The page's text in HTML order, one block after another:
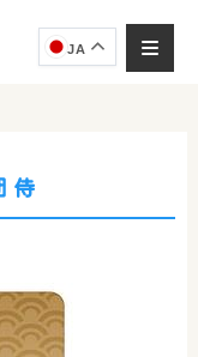
JA
侍
です。